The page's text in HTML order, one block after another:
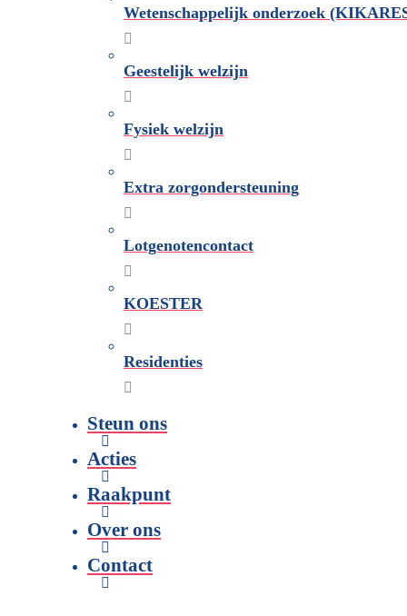
Wetenschappelijk onderzoek
Geestelijk welzijn
Fysiek welzijn
Extra zorgondersteuning
Lotgenotencontact
KOESTER
Residenties
Steun ons
Acties
Raakpunt
Over ons
Contact